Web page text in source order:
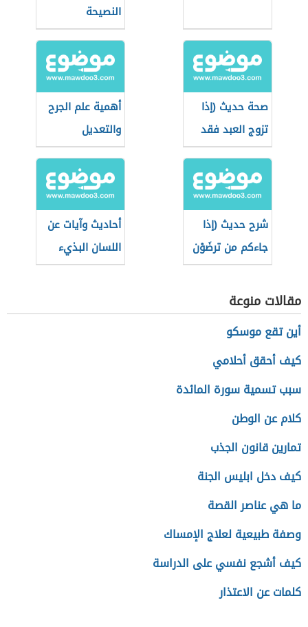
النصيحة
صحة حديث (إذا
تزوج العبد فقد
استكمل نصف
الدين)
أهمية علم الجرح
والتعديل
شرح حديث (إذا
جاءكم من ترضَوْن
دينه)
أحاديث وآيات عن
اللسان البذيء
مقالات منوعة
أين تقع موسكو
كيف أحقق أحلامي
سبب تسمية سورة المائدة
كلام عن الوطن
تمارين قانون الجذب
كيف دخل ابليس الجنة
ما هي عناصر القصة
وصفة طبيعية لعلاج الإمساك
كيف أشجع نفسي على الدراسة
كلمات عن الاعتذار